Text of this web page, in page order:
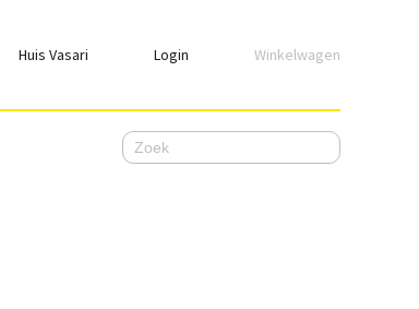
Huis Vasari Login
Login
Emailadres
Winkelwagen